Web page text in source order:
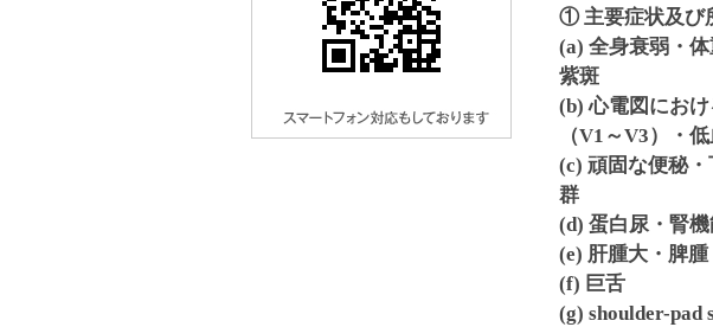
① 主要症状及び
(a) 全身衰弱・
紫斑
(b) 心電図にお
（V1～V3）・
(c) 頑固な便秘
群
(d) 蛋白尿・腎
(e) 肝腫大・脾
(f) 巨舌
(g) shoulder-pad